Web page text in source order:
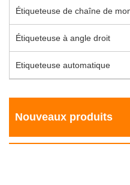
Étiqueteuse de chaîne de
Étiqueteuse à angle droit
Etiqueteuse automatique
Nouveaux produits